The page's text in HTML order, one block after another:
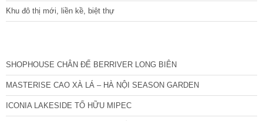
Khu đô thị mới, liền kề, biệt thự
SHOPHOUSE CHÂN ĐẾ BERRIVER LONG BIÊN
MASTERISE CAO XÀ LÁ – HÀ NỘI SEASON GARDEN
ICONIA LAKESIDE TỐ HỮU MIPEC